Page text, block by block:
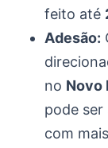
feito até
Adesão:
no Novo
pode ser
com